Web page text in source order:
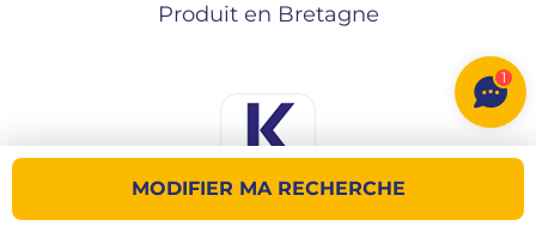
MODIFIER MA RECHERCHE
Produit en Bretagne
1